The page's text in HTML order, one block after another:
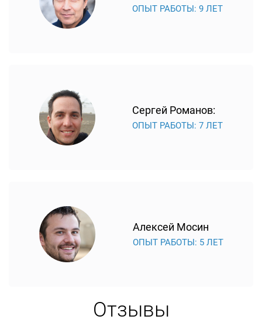
ОПЫТ РАБОТЫ: 9 ЛЕТ
Сергей Романов:
ОПЫТ РАБОТЫ: 7 ЛЕТ
Алексей Мосин
ОПЫТ РАБОТЫ: 5 ЛЕТ
Отзывы